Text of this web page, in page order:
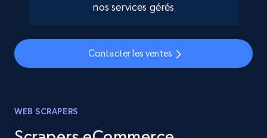
nos services gérés
Contacter les ventes
WEB SCRAPERS